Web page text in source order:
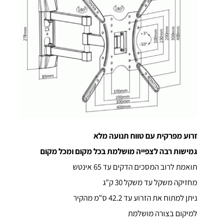
זרוע מפרקית עם טווח תנועה מלא
גמישות רבה לצפייה מושלמת בכל מקום ומכל מקום
תואמת לרוב המסכים הדקים עד 65 אינטש
מחזיקה משקל עד משקל 30 ק"ג
ניתן למתוח את הזרוע עד 42.2 ס"מ מהקיר
למיקום בצורה מושלמת